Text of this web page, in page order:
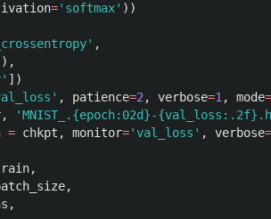
=' softmax' ))
' ,
' ])
' , patience=2 , verbose=1 , mode=
, 'MNIST_.{epoch:02d}-
= chkpt , monitor=' val_loss ' , verbose=
,
,
,